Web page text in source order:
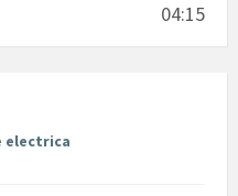
04:15
electrica